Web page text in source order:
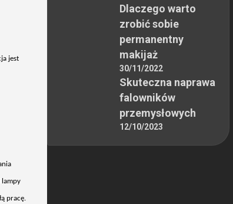
jest
lampy
pracę.
Dlaczego warto
zrobić sobie
permanentny
makijaż
30/11/2022
Skuteczna naprawa
falowników
przemysłowych
12/10/2023